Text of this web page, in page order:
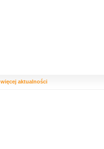
więcej aktualności